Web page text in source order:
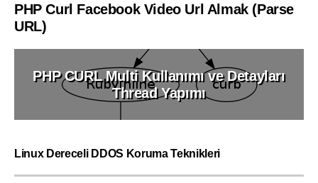
PHP Curl Facebook Video Url Almak (Parse
URL)
PHP CURL Multi Kullanımı ve Detayları
Thread Yapımı
Linux Dereceli DDOS Koruma Teknikleri